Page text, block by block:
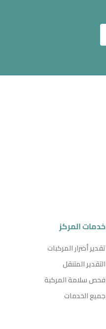
خدمات المركز
تقدير أضرار المركبات
التقدير المتنقل
فحص سلامة المركبة
جميع الخدمات